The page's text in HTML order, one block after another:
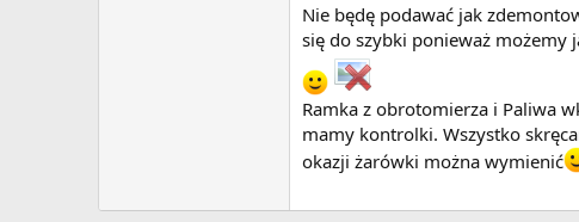
Nie będę podawać jak
się do szybki ponieważ możemy
Ramka z obrotomierza i Paliwa
mamy kontrolki. Wszystko
okazji żarówki można wymienić